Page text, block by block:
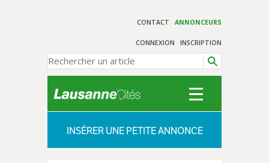
CONTACT ANNONCEURS
CONNEXION INSCRIPTION
INSÉRER UNE PETITE ANNONCE